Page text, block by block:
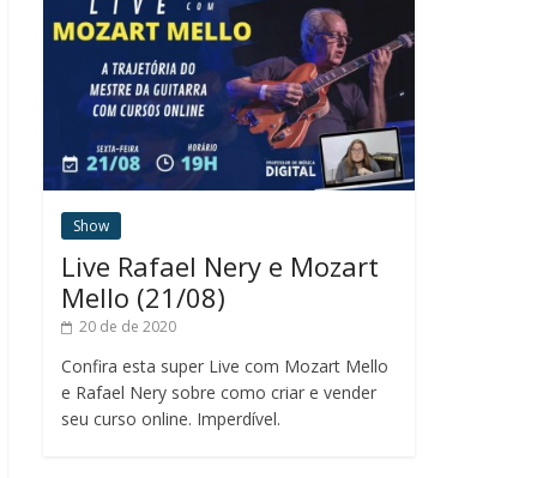
Show
Live Rafael Nery e Mozart
Mello (21/08)
20 de de 2020
Confira esta super Live com Mozart Mello
e Rafael Nery sobre como criar e vender
seu curso online. Imperdível.